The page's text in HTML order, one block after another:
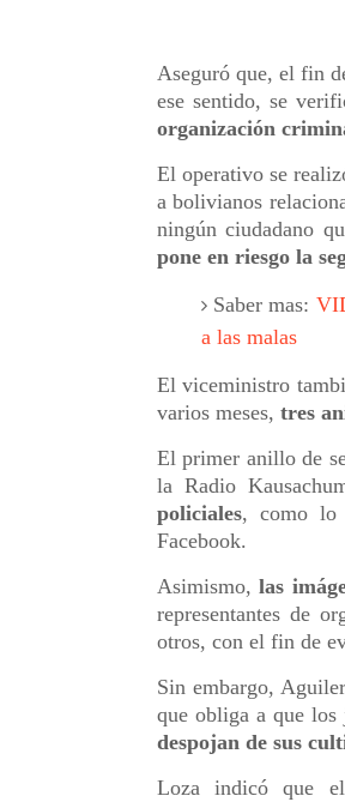
Aseguró que, el fin
ese sentido, se
organización
El operativo se
a bolivianos
ningún ciudadano
pone en riesgo la
Saber mas:
a las malas
El viceministro
varios meses, tres
El primer anillo de
la Radio
policiales, como lo
Facebook.
Asimismo,las
representantes de
otros, con el fin de
Sin embargo,
que obliga a que los
despojan de sus
Loza indicó que